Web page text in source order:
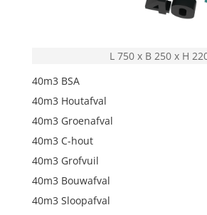
L 750 x B 250 x H
40m3 BSA
40m3 Houtafval
40m3 Groenafval
40m3 C-hout
40m3 Grofvuil
40m3 Bouwafval
40m3 Sloopafval